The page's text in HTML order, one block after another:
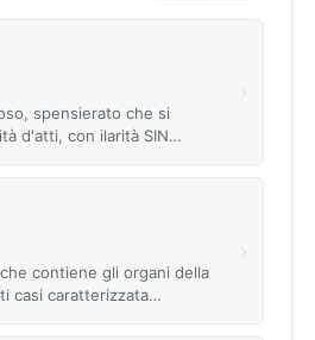
spensierato che si
d'atti, con ilarità SIN…
contiene gli organi della
casi caratterizzata…